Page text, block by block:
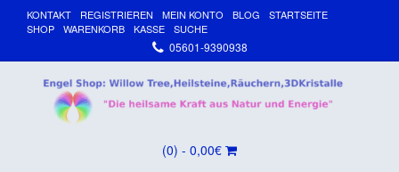
KONTAKT REGISTRIEREN MEIN KONTO BLOG
STARTSEITE
SHOP
WARENKORB KASSE SUCHE
05601-9390938
(0) - 0,00€